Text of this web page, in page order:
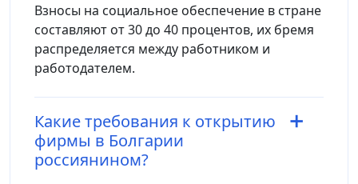
Взносы на социальное обеспечение в стране
составляют от 30 до 40 процентов, их бремя
распределяется между работником и
работодателем.
Какие требования к открытию
фирмы в Болгарии
россиянином?